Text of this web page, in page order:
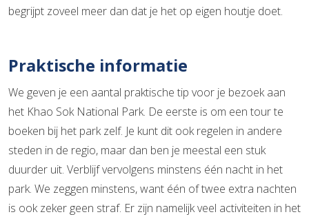
begrijpt zoveel meer dan dat je het op eigen houtje doet.
Praktische informatie
We geven je een aantal praktische tip voor je bezoek aan
het Khao Sok National Park. De eerste is om een tour te
boeken bij het park zelf. Je kunt dit ook regelen in andere
steden in de regio, maar dan ben je meestal een stuk
duurder uit. Verblijf vervolgens minstens één nacht in het
park. We zeggen minstens, want één of twee extra nachten
is ook zeker geen straf. Er zijn namelijk veel activiteiten in het